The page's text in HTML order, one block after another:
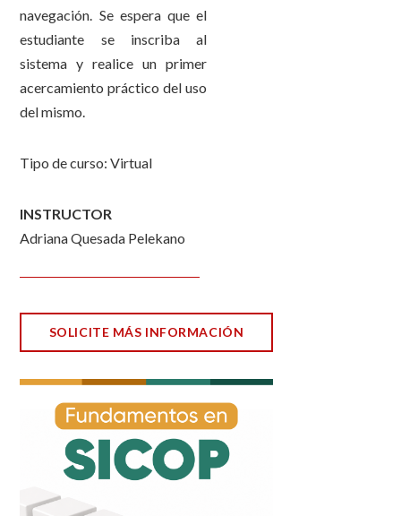
navegación. Se espera que el
estudiante se inscriba al
sistema y realice un primer
acercamiento práctico del uso
del mismo.
Tipo de curso: Virtual
INSTRUCTOR
Adriana Quesada Pelekano
SOLICITE MÁS INFORMACIÓN